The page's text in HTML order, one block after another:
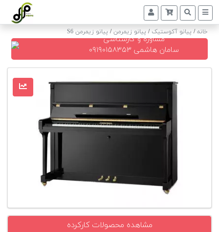
دیجیتال
و
رگلاژ
خانه/ پیانو آکوستیک / پیانو زیمرمن/ پیانو زیمرمن S6
مشاوره و کارشناسی
سامان هاشمی ۰۹۱۹۰۱۵۸۳۵۳
مشاهده محصولات کارکرده